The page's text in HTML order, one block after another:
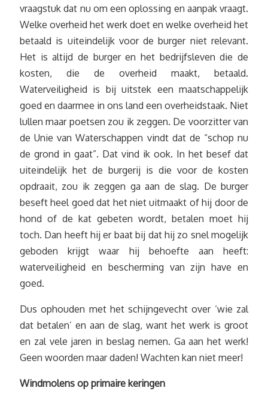
vraagstuk dat nu om een oplossing en aanpak vraagt.
Welke overheid het werk doet en welke overheid het
betaald is uiteindelijk voor de burger niet relevant.
Het is altijd de burger en het bedrijfsleven die de
kosten, die de overheid maakt, betaald.
Waterveiligheid is bij uitstek een maatschappelijk
goed en daarmee in ons land een overheidstaak. Niet
lullen maar poetsen zou ik zeggen. De voorzitter van
de Unie van Waterschappen vindt dat de “schop nu
de grond in gaat”. Dat vind ik ook. In het besef dat
uiteindelijk het de burgerij is die voor de kosten
opdraait, zou ik zeggen ga aan de slag. De burger
beseft heel goed dat het niet uitmaakt of hij door de
hond of de kat gebeten wordt, betalen moet hij
toch. Dan heeft hij er baat bij dat hij zo snel mogelijk
geboden krijgt waar hij behoefte aan heeft:
waterveiligheid en bescherming van zijn have en
goed.
Dus ophouden met het schijngevecht over ‘wie zal
dat betalen’ en aan de slag, want het werk is groot
en zal vele jaren in beslag nemen. Ga aan het werk!
Geen woorden maar daden! Wachten kan niet meer!
Windmolens op primaire keringen